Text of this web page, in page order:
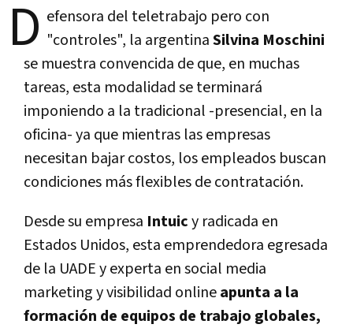
D efensora del teletrabajo pero con
"controles", la argentinaSilvina Moschini
se muestra convencida de que, en muchas
tareas, esta modalidad se terminará
imponiendo a la tradicional -presencial, en la
oficina- ya que mientras las empresas
necesitan bajar costos, los empleados buscan
condiciones más flexibles de contratación.
Desde su empresa Intuicy radicada en
Estados Unidos, esta emprendedora egresada
de la UADE y experta en social media
marketing y visibilidad onlineapunta a la
formación de equipos de trabajo globales,